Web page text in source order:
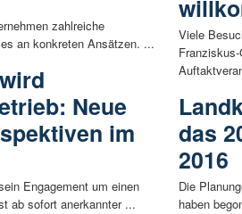
zahlreiche
an konkreten Ansätzen. ...
Neue
im
Engagement um einen
ab sofort anerkannter ...
Viele
das
2016
Die
haben